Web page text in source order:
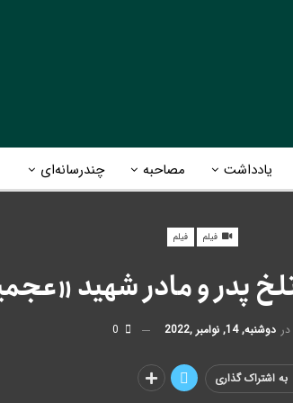
یادداشت مصاحبه چندرسانه‌ای
فیلم فیلم
پدر و مادر شهید
در دوشنبه, 14, نوامبر ,2022
به اشتراک گذاری